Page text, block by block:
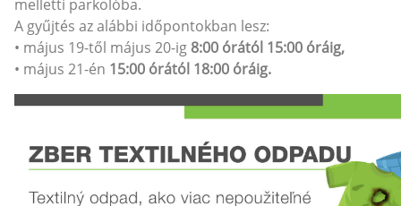
melletti parkolóba.
A gyűjtés az alábbi időpontokban lesz:
• május 19-től május 20-ig 8:00 órától 15:00 óráig,
• május 21-én 15:00 órától 18:00 óráig.